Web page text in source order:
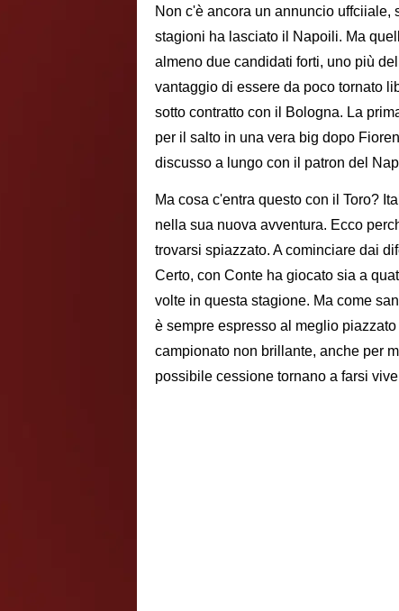
Non c'è ancora un annuncio
stagioni ha lasciato il Napoili. Ma
almeno due candidati forti, uno più
vantaggio di essere da poco tornato
sotto contratto con il Bologna. La
per il salto in una vera big dopo
discusso a lungo con il patron del
Ma cosa c'entra questo con il Toro?
nella sua nuova avventura. Ecco
trovarsi spiazzato. A cominciare dai
Certo, con Conte ha giocato sia a
volte in questa stagione. Ma come
è sempre espresso al meglio
campionato non brillante, anche per
possibile cessione tornano a farsi